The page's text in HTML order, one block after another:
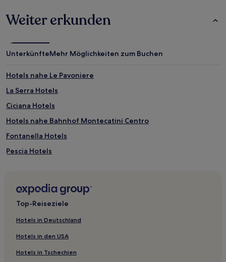
Weiter erkunden
UnterkünfteMehr Möglichkeiten zum Buchen
Hotels nahe Le Pavoniere
La Serra Hotels
Ciciana Hotels
Hotels nahe Bahnhof Montecatini Centro
Fontanella Hotels
Pescia Hotels
Casalguidi Hotels
Lizzano Hotels
Hotels nahe Palazzo degli Alberti
Top-Reiseziele
Hotels in Deutschland
Hotels in den USA
Hotels in Tschechien